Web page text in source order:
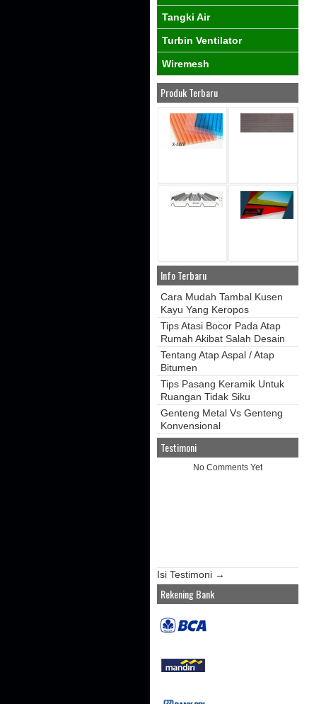
Tangki Air
Turbin Ventilator
Wiremesh
Produk Terbaru
Info Terbaru
Cara Mudah Tambal Kusen
Kayu Yang Keropos
Tips Atasi Bocor Pada Atap
Rumah Akibat Salah Desain
Tentang Atap Aspal / Atap
Bitumen
Tips Pasang Keramik Untuk
Ruangan Tidak Siku
Genteng Metal Vs Genteng
Konvensional
Testimoni
No Comments Yet
Isi Testimoni →
Rekening Bank